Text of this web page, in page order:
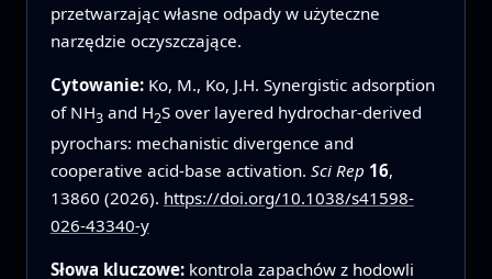
przetwarzając własne odpady w użyteczne
narzędzie oczyszczające.
Cytowanie: Ko, M., Ko, J.H. Synergistic adsorption
of NH3and H2S over layered hydrochar-derived
pyrochars: mechanistic divergence and
cooperative acid-base activation. Sci Rep 16,
13860 (2026). https://doi.org/10.1038/s41598-
026-43340-y
Słowa kluczowe: kontrola zapachów z hodowli